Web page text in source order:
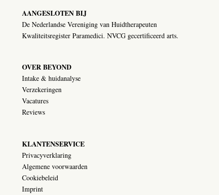
AANGESLOTEN BIJ
De Nederlandse Vereniging van Huidtherapeuten
Kwaliteitsregister Paramedici. NVCG gecertificeerd arts.
OVER BEYOND
Intake & huidanalyse
Verzekeringen
Vacatures
Reviews
KLANTENSERVICE
Privacyverklaring
Algemene voorwaarden
Cookiebeleid
Imprint